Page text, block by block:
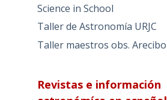
Science in School
Taller de Astronomía URJC
Taller maestros obs. Arecibo
Revistas e información